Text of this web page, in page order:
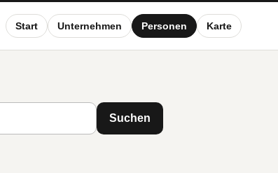
Start Unternehmen Personen Karte
Suchen